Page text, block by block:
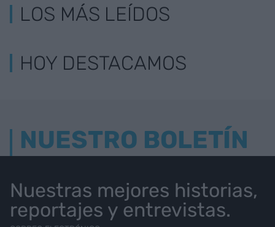
LOS MÁS LEÍDOS
HOY DESTACAMOS
NUESTRO BOLETÍN
Nuestras mejores historias,
reportajes y entrevistas.